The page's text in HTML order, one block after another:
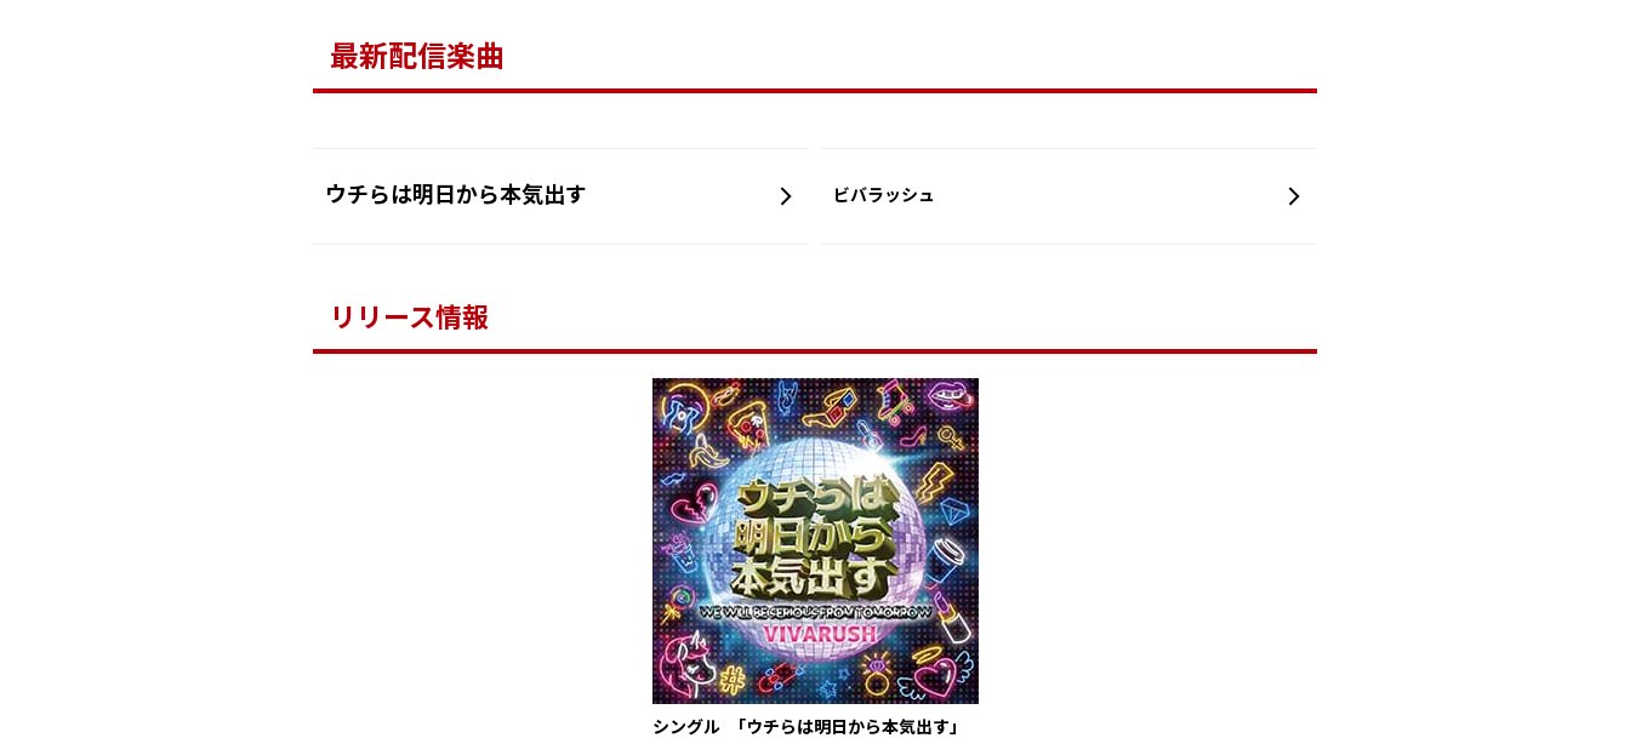
最新配信楽曲
ウチらは明日から本気出す ビバラッシュ
リリース情報
シングル 「ウチらは明日から本気出す」